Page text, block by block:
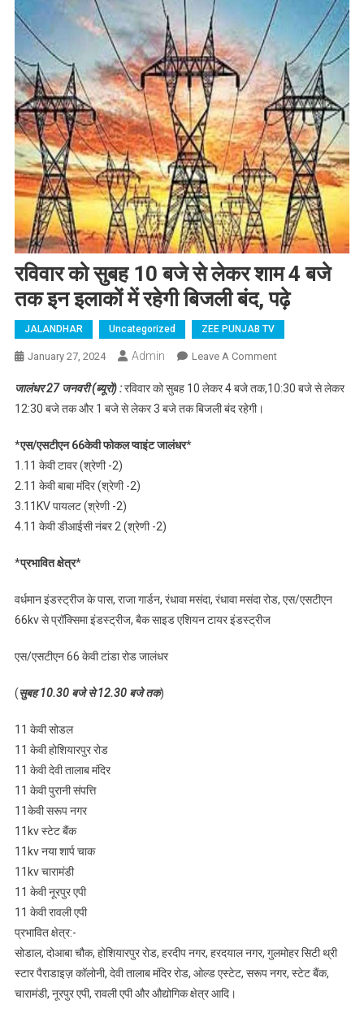
रविवार को सुबह 10 बजे से लेकर शाम 4 बजे
तक इन इलाकों में रहेगी बिजली बंद, पढ़े
JALANDHAR Uncategorized ZEE PUNJAB TV
January 27, 2024 Admin Leave A CommentOn रविवार को सुबह 10
तक इन इलाकों में रहेगी
जालंधर 27 जनवरी (ब्यूरो) :रविवार को सुबह 10 लेकर 4 बजे तक,10:30 बजे से लेकर
12:30 बजे तक और 1 बजे से लेकर 3 बजे तक बिजली बंद रहेगी।
*एस/एसटीएन 66केवी फोकल प्वाइंट जालंधर*
1.11 केवी टावर (श्रेणी -2)
2.11 केवी बाबा मंदिर (श्रेणी -2)
3.11KV पायलट (श्रेणी -2)
4.11 केवी डीआईसी नंबर 2 (श्रेणी -2)
*प्रभावित क्षेत्र*
वर्धमान इंडस्ट्रीज के पास, राजा गार्डन, रंधावा मसंदा, रंधावा मसंदा रोड, एस/एसटीएन
66kv से प्रॉक्सिमा इंडस्ट्रीज, बैक साइड एशियन टायर इंडस्ट्रीज
एस/एसटीएन 66 केवी टांडा रोड जालंधर
(सुबह 10.30 बजे से 12.30 बजे तक)
11 केवी सोडल
11 केवी होशियारपुर रोड
11 केवी देवी तालाब मंदिर
11 केवी पुरानी संपत्ति
11केवी सरूप नगर
11kv स्टेट बैंक
11kv नया शार्प चाक
11kv चारामंडी
11 केवी नूरपुर एपी
11 केवी रावली एपी
प्रभावित क्षेत्र:-
सोडाल, दोआबा चौक, होशियारपुर रोड, हरदीप नगर, हरदयाल नगर, गुलमोहर सिटी थ्री
स्टार पैराडाइज़ कॉलोनी, देवी तालाब मंदिर रोड, ओल्ड एस्टेट, सरूप नगर, स्टेट बैंक,
चारामंडी, नूरपुर एपी, रावली एपी और औद्योगिक क्षेत्र आदि।